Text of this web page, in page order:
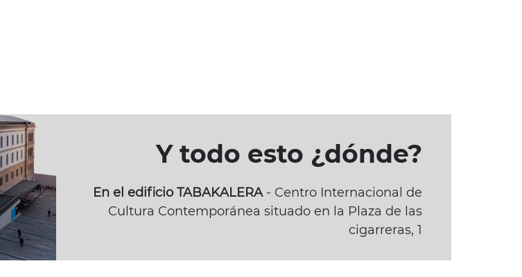
Y todo esto ¿dónde?
En el edificio TABAKALERA- Centro Internacional de
Cultura Contemporánea situado en la Plaza de las
cigarreras, 1